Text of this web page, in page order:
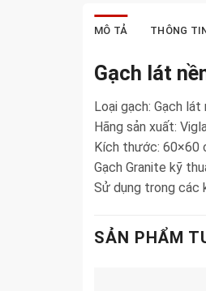
MÔ TẢ THÔNG
Gạch lát
Loại gạch: Gạch lát
Hãng sản xuất:
Kích thước: 60×60
Gạch Granite kỹ
Sử dụng trong các
SẢN PHẨM